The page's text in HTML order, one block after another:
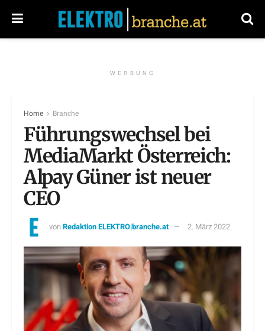
WERBUNG
Home Branche
Führungswechsel bei
MediaMarkt Österreich:
Alpay Güner ist neuer
CEO
vonRedaktion ELEKTRO|branche.at 2. März 2022